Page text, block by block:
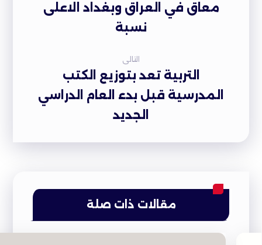
معاق في العراق وبغداد الاعلى
نسبة
التالى
التربية تعد بتوزيع الكتب
المدرسية قبل بدء العام الدراسي
الجديد
مقالات ذات صلة